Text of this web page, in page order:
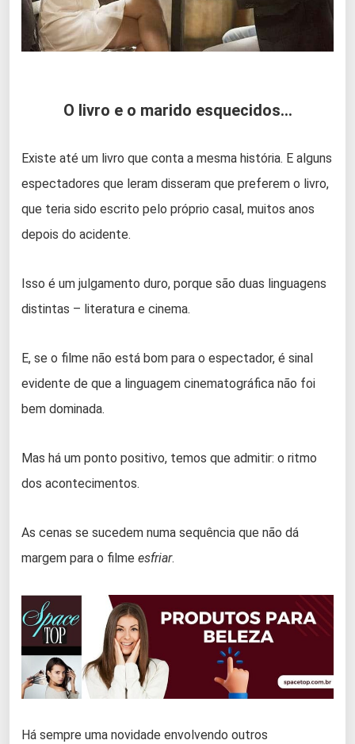
O livro e o marido esquecidos…
Existe até um livro que conta a mesma história. E alguns
espectadores que leram disseram que preferem o livro,
que teria sido escrito pelo próprio casal, muitos anos
depois do acidente.
Isso é um julgamento duro, porque são duas linguagens
distintas – literatura e cinema.
E, se o filme não está bom para o espectador, é sinal
evidente de que a linguagem cinematográfica não foi
bem dominada.
Mas há um ponto positivo, temos que admitir: o ritmo
dos acontecimentos.
As cenas se sucedem numa sequência que não dá
margem para o filme esfriar.
Há sempre uma novidade envolvendo outros